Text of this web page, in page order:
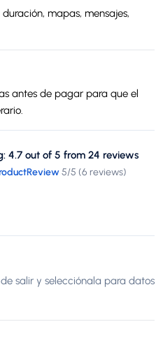
mapas, mensajes,
antes de pagar para que el
4.7 out of 5 from 24 reviews
5/5 (6 reviews)
salir y selecciónala para datos